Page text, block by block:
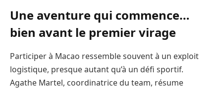
Une aventure qui commence…
bien avant le premier virage
Participer à Macao ressemble souvent à un exploit
logistique, presque autant qu’à un défi sportif.
Agathe Martel, coordinatrice du team, résume